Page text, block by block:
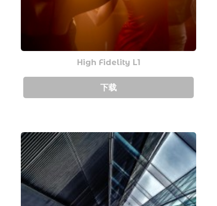
High Fidelity L1
下载